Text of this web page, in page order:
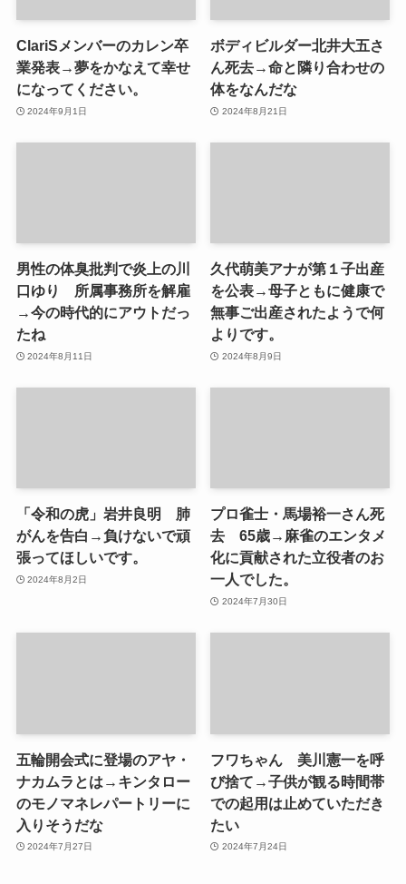
ClariSメンバーのカレン卒
業発表→夢をかなえて幸せ
になってください。
2024年9月1日
ボディビルダー北井大五さ
ん死去→命と隣り合わせの
体をなんだな
2024年8月21日
男性の体臭批判で炎上の川
口ゆり 所属事務所を解雇
→今の時代的にアウトだっ
たね
2024年8月11日
久代萌美アナが第１子出産
を公表→母子ともに健康で
無事ご出産されたようで何
よりです。
2024年8月9日
「令和の虎」岩井良明 肺
がんを告白→負けないで頑
張ってほしいです。
2024年8月2日
プロ雀士・馬場裕一さん死
去 65歳→麻雀のエンタメ
化に貢献された立役者のお
一人でした。
2024年7月30日
五輪開会式に登場のアヤ・
ナカムラとは→キンタロー
のモノマネレパートリーに
入りそうだな
2024年7月27日
フワちゃん 美川憲一を呼
び捨て→子供が観る時間帯
での起用は止めていただき
たい
2024年7月24日